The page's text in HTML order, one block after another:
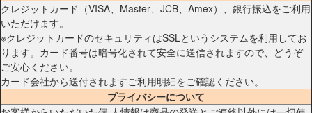
クレジットカード（VISA、Master、JCB、Amex）、銀行振込をご利用
いただけます。
※クレジットカードのセキュリティはSSLというシステムを利用してお
ります。カード番号は暗号化されて安全に送信されますので、どうぞ
ご安心ください。
カード会社から送付されますご利用明細をご確認ください。
プライバシーについて